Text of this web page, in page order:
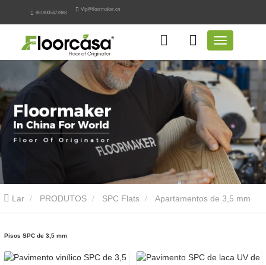
8619005477888
Vip@floormaker.cn
Lar PRODUTOS SPC Flats
Pisos SPC de 3,5 mm